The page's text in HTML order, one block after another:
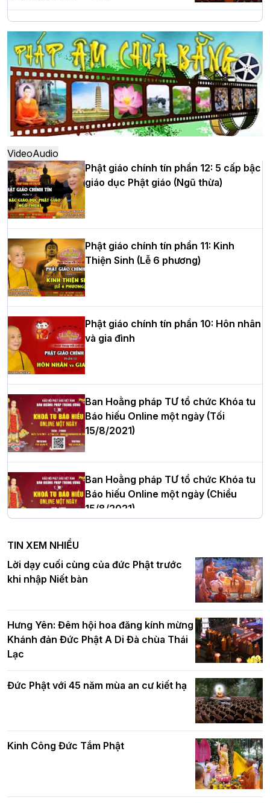
Hà Nội: Long trọng lễ khởi công xây
dựng Trung tâm văn hóa Phật giáo Thủ
đô
Hà Nội: Ngày tu học cuối cùng khép lại
khóa sinh hoạt Phật pháp mùa hè lần
thứ XIV tại chùa Bằng
Học yêu thương trong ngày tu tập thứ
tư của Khóa sinh hoạt Phật pháp mùa
hè tại chùa Bằng
HT.Thích Thọ Lạc được suy cử làm tân
Trưởng BTS GHPGVN tỉnh Nghệ An
Hòa thượng Thích Quảng Tùng tái đắc
cử Trưởng BTS GHPGVN thành phố Hải
Phòng nhiệm kỳ 2026 – 2031
Thượng tọa Thích Tâm Chính được suy
cử tân Trưởng ban Trị sự GHPGVN tỉnh
Hà Nội: Tăng Ni Trường hạ Bồ Đề trang
nghiêm tác pháp Tiền an cư PL.2570 –
DL.2026
chúc mừng Phật đản BTS GHPGVN TP.
Hà Nội
Hơn 5.000 người tham dự diễu hành,
đô hòa bình và phát triển
VideoAudio
Phật giáo chính tín phần 12: 5 cấp bậc
giáo dục Phật giáo (Ngũ thừa)
Phật giáo chính tín phần 11: Kinh
Thiện Sinh (Lễ 6 phương)
Phật giáo chính tín phần 10: Hôn nhân
và gia đình
Ban Hoằng pháp TƯ tổ chức Khóa tu
Báo hiếu Online một ngày (Tối
15/8/2021)
Ban Hoằng pháp TƯ tổ chức Khóa tu
Báo hiếu Online một ngày (Chiều
15/8/2021)
Ban Hoằng pháp TƯ tổ chức Khóa tu
Báo hiếu Online một ngày (Sáng
15/8/2021)
Tinh thần yêu nước của Phật giáo
Phật giáo chính tín Phần 9: Giải thích
TIN XEM NHIỀU
Lời dạy cuối cùng của đức Phật trước
khi nhập Niết bàn
Hưng Yên: Đêm hội hoa đăng kính mừng
Khánh đản Đức Phật A Di Đà chùa Thái
Lạc
Đức Phật với 45 năm mùa an cư kiết hạ
Kinh Công Đức Tắm Phật